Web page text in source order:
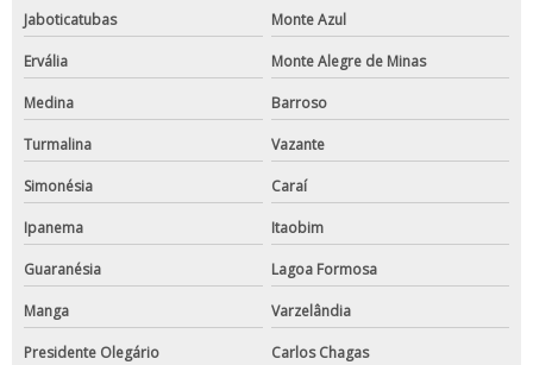
Jaboticatubas Monte Azul
Ervália Monte Alegre de Minas
Medina Barroso
Turmalina Vazante
Simonésia Caraí
Ipanema Itaobim
Guaranésia Lagoa Formosa
Manga Varzelândia
Presidente Olegário Carlos Chagas